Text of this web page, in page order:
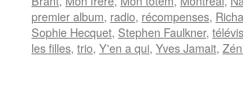
premier album, radio, récompenses,
Sophie Hecquet, Stephen Faulkner,
les filles, trio, Y'en a qui, Yves Jamait,